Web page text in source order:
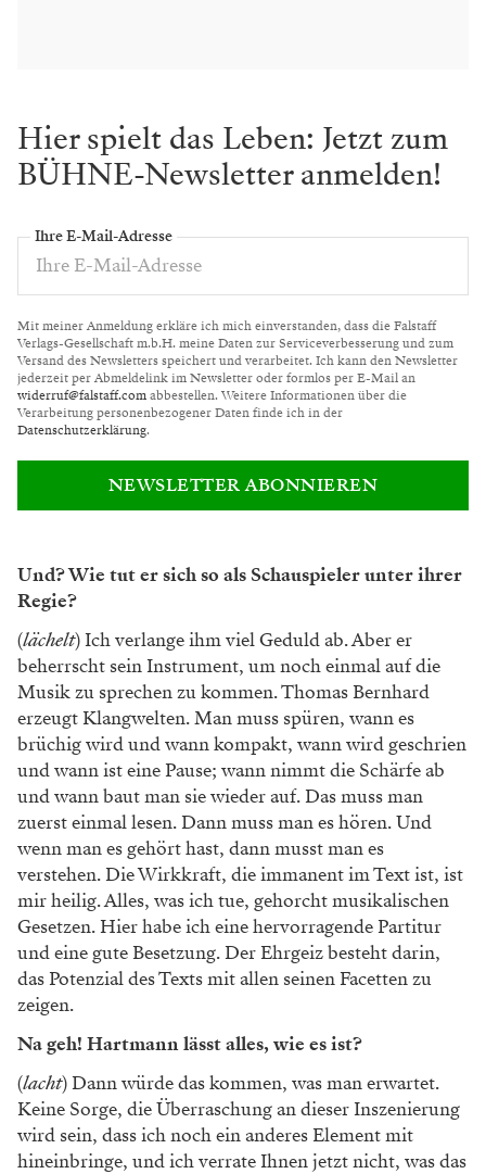
Hier spielt das Leben: Jetzt zum
BÜHNE-Newsletter anmelden!
Ihre E-Mail-Adresse
Mit meiner Anmeldung erkläre ich mich einverstanden, dass die Falstaff
Verlags-Gesellschaft m.b.H. meine Daten zur Serviceverbesserung und zum
Versand des Newsletters speichert und verarbeitet. Ich kann den Newsletter
jederzeit per Abmeldelink im Newsletter oder formlos per E-Mail an
widerruf@falstaff.comabbestellen. Weitere Informationen über die
Verarbeitung personenbezogener Daten finde ich in der
Datenschutzerklärung.
NEWSLETTER ABONNIEREN
Und? Wie tut er sich so als Schauspieler unter ihrer
Regie?
(lächelt)Ich verlange ihm viel Geduld ab.Aber er
beherrscht sein Instrument, umnoch einmal auf die
Musik zu sprechenzu kommen. Thomas Bernhard
erzeugtKlangwelten. Man muss spüren, wann es
brüchig wird und wann kompakt, wannwird geschrien
und wann ist eine Pause; wann nimmt die Schärfe ab
und wannbaut man sie wieder auf. Das muss man
zuerst einmal lesen. Dann muss man eshören. Und
wenn man es gehört hast, dann musst man es
verstehen. Die Wirkkraft, die immanent im Text ist, ist
mirheilig. Alles, was ich tue, gehorcht musikalischen
Gesetzen. Hier habe ich einehervorragende Partitur
und eine guteBesetzung. Der Ehrgeiz besteht darin,
das Potenzial des Texts mit allen seinen Facetten zu
zeigen.
Na geh! Hartmann lässt alles, wie es ist?
(lacht)Dann würde das kommen, wasman erwartet.
Keine Sorge, die Überraschung an dieser Inszenierung
wird sein, dass ich noch ein anderes Element mit
hineinbringe, und ich verrate Ihnenjetzt nicht, was das